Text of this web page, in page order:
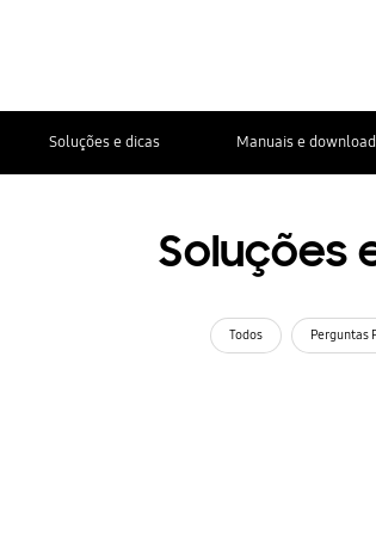
Soluções e dicas Manuais e
Soluções
Todos Perguntas